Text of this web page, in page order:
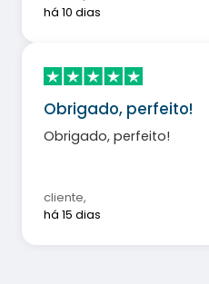
há 10 dias
Obrigado, perfeito!
Obrigado, perfeito!
cliente,
há 15 dias